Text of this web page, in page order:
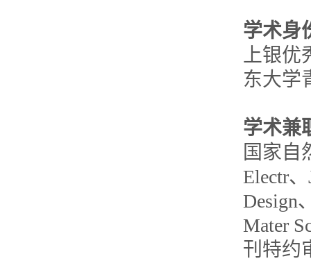
学术身
上银
东大学
学术兼
国家自
Electr、
Design
Mater
刊特约